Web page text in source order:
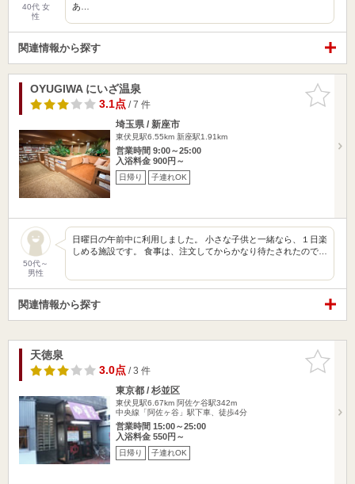
40代 女
性
あ…
関連情報から探す
お気に入
りに追加
OYUGIWA にいざ温泉
3.1点/ 7 件
埼玉県 / 新座市
東伏見駅6.55km 新座駅1.91km
営業時間 9:00～25:00
入浴料金 900円～
日帰り 子連れOK
50代～
男性
日曜日の午前中に利用しました。 小さな子供と一緒なら、１日楽
しめる施設です。 食事は、注文してからかなり待たされたので…
関連情報から探す
お気に入
りに追加
天徳泉
3.0点/ 3 件
東京都 / 杉並区
東伏見駅6.67km 阿佐ケ谷駅342m
中央線「阿佐ヶ谷」駅下車、徒歩4分
営業時間 15:00～25:00
入浴料金 550円～
日帰り 子連れOK